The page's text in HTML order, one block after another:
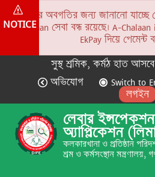
NOTICE
সকলের অবগতির জন্য জানানো যাচ্ছে
Chalaan সেবা বন্ধ রয়েছে। A-
EkPay দিয়ে পেমেন্ট
সুস্থ শ্রমিক, কর্মঠ হাত
অভিযোগ
Switch to
লগইন
লেবার
অ্যাপ্লিকেশন
কলকারখানা ও প্রতিষ্ঠান
শ্রম ও কর্মসংস্থান মন্ত্রণালয়,